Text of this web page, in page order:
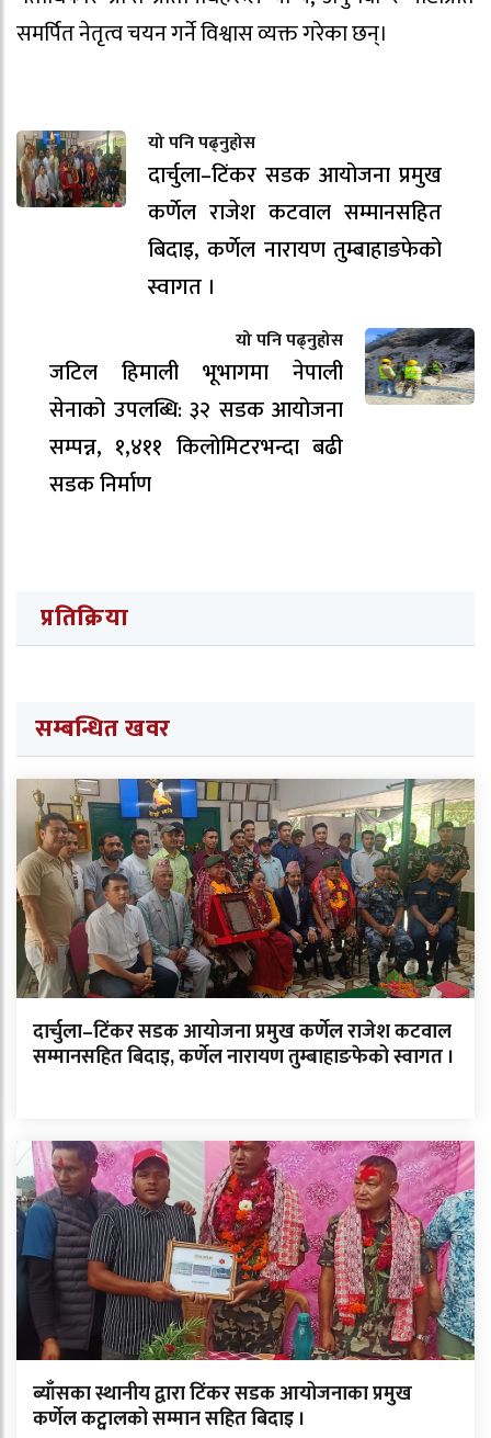
समर्पित नेतृत्व चयन गर्ने विश्वास व्यक्त गरेका छन्।
यो पनि पढ्नुहोस
दार्चुला–टिंकर सडक आयोजना प्रमुख
कर्णेल राजेश कटवाल सम्मानसहित
बिदाइ, कर्णेल नारायण तुम्बाहाङफेको
स्वागत ।
यो पनि पढ्नुहोस
जटिल हिमाली भूभागमा नेपाली
सेनाको उपलब्धि: ३२ सडक आयोजना
सम्पन्न, १,४११ किलोमिटरभन्दा बढी
सडक निर्माण
प्रतिक्रिया
सम्बन्धित खवर
दार्चुला–टिंकर सडक आयोजना प्रमुख कर्णेल राजेश कटवाल
सम्मानसहित बिदाइ, कर्णेल नारायण तुम्बाहाङफेको स्वागत ।
ब्याँसका स्थानीय द्वारा टिंकर सडक आयोजनाका प्रमुख
कर्णेल कट्वालको सम्मान सहित बिदाइ ।